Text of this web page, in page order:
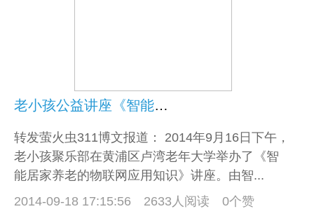
老小孩公益讲座《智能居家养老的物联网应用知识》
转发萤火虫311博文报道： 2014年9月16日下午，
老小孩聚乐部在黄浦区卢湾老年大学举办了《智
能居家养老的物联网应用知识》讲座。由智...
2014-09-18 17:15:56
2633人阅读 0个赞